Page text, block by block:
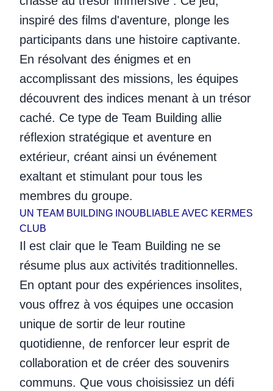
inspiré des films d'aventure, plonge les
participants dans une histoire captivante.
En résolvant des énigmes et en
accomplissant des missions, les équipes
découvrent des indices menant à un trésor
caché. Ce type de Team Building allie
réflexion stratégique et aventure en
extérieur, créant ainsi un événement
exaltant et stimulant pour tous les
membres du groupe.
UN TEAM BUILDING INOUBLIABLE AVEC KERMES
CLUB
Il est clair que le Team Building ne se
résume plus aux activités traditionnelles.
En optant pour des expériences insolites,
vous offrez à vos équipes une occasion
unique de sortir de leur routine
quotidienne, de renforcer leur esprit de
collaboration et de créer des souvenirs
communs. Que vous choisissiez un défi